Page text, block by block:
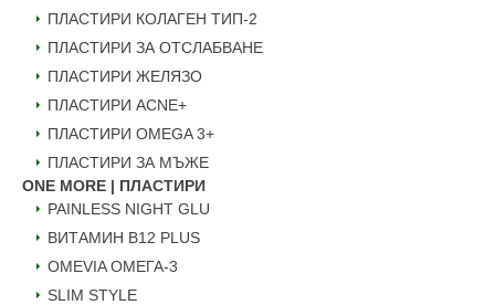
ПЛАСТИРИ КОЛАГЕН ТИП-2
ПЛАСТИРИ ЗА ОТСЛАБВАНЕ
ПЛАСТИРИ ЖЕЛЯЗО
ПЛАСТИРИ ACNE+
ПЛАСТИРИ OMEGA 3+
ПЛАСТИРИ ЗА МЪЖЕ
ONE MORE | ПЛАСТИРИ
PAINLESS NIGHT GLU
ВИТАМИН B12 PLUS
ОMEVIA ОМЕГА-3
SLIM STYLE